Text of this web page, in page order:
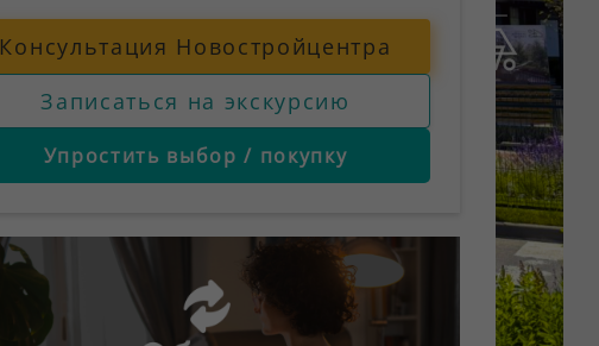
Консультация Новостройцентра
Записаться на экскурсию
Упростить выбор / покупку